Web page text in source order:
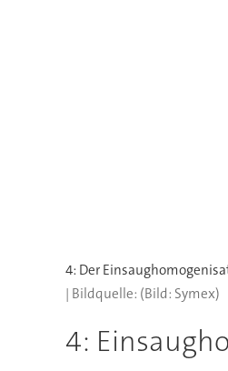
4: Der
(Bild: Symex)
4: